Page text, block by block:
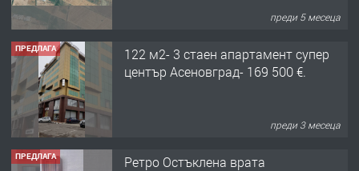
преди 5 месеца
ПРЕДЛАГА
122 м2- 3 стаен апартамент супер
център Асеновград- 169 500 €.
преди 3 месеца
ПРЕДЛАГА Ретро Остъклена врата